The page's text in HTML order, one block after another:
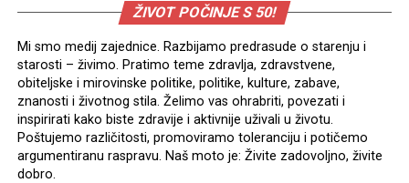
ŽIVOT POČINJE S 50!
Mi smo medij zajednice. Razbijamo predrasude o starenju i
starosti – živimo. Pratimo teme zdravlja, zdravstvene,
obiteljske i mirovinske politike, politike, kulture, zabave,
znanosti i životnog stila. Želimo vas ohrabriti, povezati i
inspirirati kako biste zdravije i aktivnije uživali u životu.
Poštujemo različitosti, promoviramo toleranciju i potičemo
argumentiranu raspravu. Naš moto je: Živite zadovoljno, živite
dobro.